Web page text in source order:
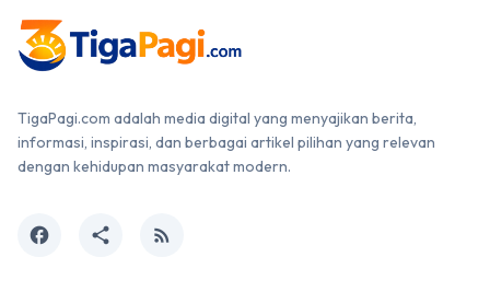
TigaPagi.com adalah media digital yang menyajikan berita,
informasi, inspirasi, dan berbagai artikel pilihan yang relevan
dengan kehidupan masyarakat modern.
facebook share rss_feed